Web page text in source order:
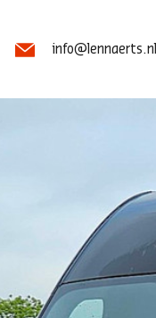
info@lennaerts.nl